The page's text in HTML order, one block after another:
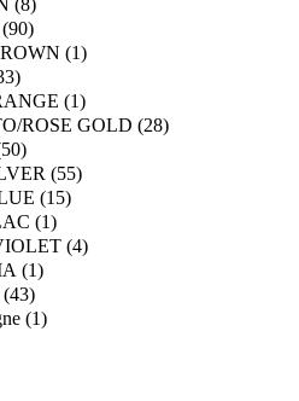
(8)
90)
(1)
)
(1)
ROSE GOLD (28)
50)
(55)
(15)
(1)
(4)
(1)
43)
(1)